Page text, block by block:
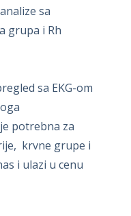
sa
grupa i Rh
sa EKG-om
potrebna za
krvne grupe i
i ulazi u cenu